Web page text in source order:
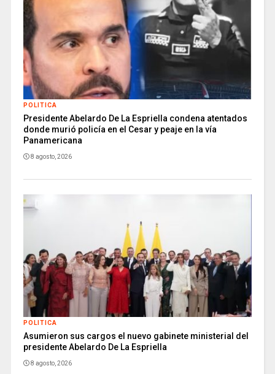
POLITICA
Presidente Abelardo De La Espriella condena atentados
donde murió policía en el Cesar y peaje en la vía
Panamericana
8 agosto, 2026
POLITICA
Asumieron sus cargos el nuevo gabinete ministerial del
presidente Abelardo De La Espriella
8 agosto, 2026